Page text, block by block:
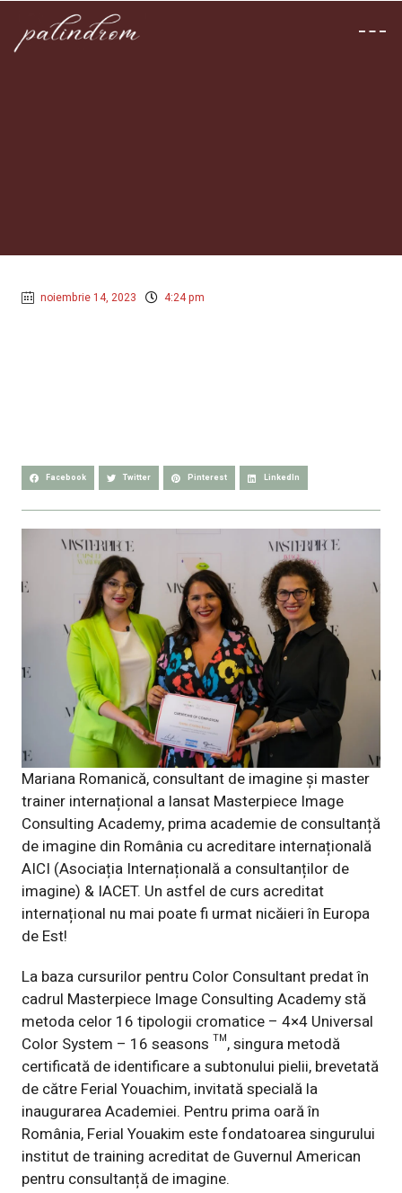
noiembrie 14, 2023 4:24 pm
Facebook Twitter Pinterest LinkedIn
Mariana Romanică, consultant de imagine și master
trainer internațional a lansat Masterpiece Image
Consulting Academy, prima academie de consultanță
de imagine din România cu acreditare internațională
AICI (Asociația Internațională a consultanților de
imagine) & IACET. Un astfel de curs acreditat
internațional nu mai poate fi urmat nicăieri în Europa
de Est!
La baza cursurilor pentru Color Consultant predat în
cadrul Masterpiece Image Consulting Academy stă
metoda celor 16 tipologii cromatice – 4×4 Universal
Color System – 16 seasons ™️, singura metodă
certificată de identificare a subtonului pielii, brevetată
de către Ferial Youachim, invitată specială la
inaugurarea Academiei. Pentru prima oară în
România, Ferial Youakim este fondatoarea singurului
institut de training acreditat de Guvernul American
pentru consultanță de imagine.